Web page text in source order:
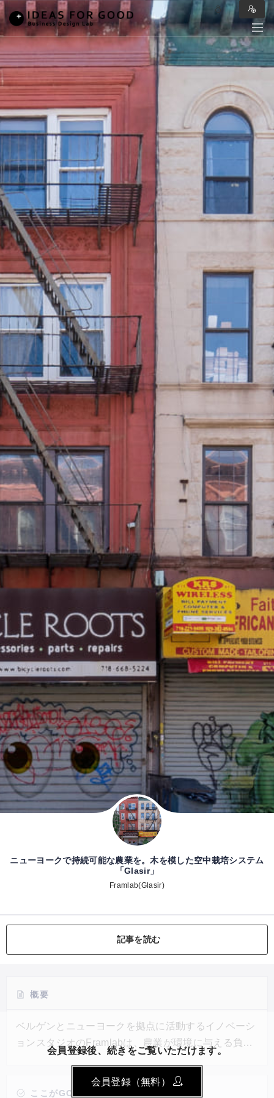
ニューヨークで持続可能な農業を。木を模した空中栽培システム
「Glasir」
Framlab(Glasir)
記事を読む
概要
ベルゲンとニューヨークを拠点に活動するイノベーシ
ョンスタジオのFramlabは、農業が環境に与える負担
を減らすために空中栽培のシステムを取り入れた樹形
の都市農業ソリューション「Glasir」をブルックリン
に建設した。Glasirの大きな特徴は、空中栽培を行う
ここがGOOD!
会員登録後、続きをご覧いただけます。
会員登録（無料）